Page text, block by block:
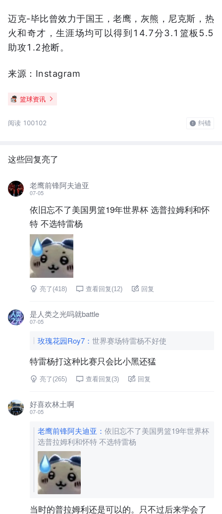
迈克-毕比曾效力于国王，老鹰，灰熊，尼克斯，热
火和奇才，生涯场均可以得到14.7分3.1篮板5.5
助攻1.2抢断。
来源：Instagram
篮球资讯
阅读 100102 纠错
这些回复亮了
老鹰前锋阿夫迪亚
07-05
依旧忘不了美国男篮19年世界杯 选普拉姆利和怀
特 不选特雷杨
亮了(418) 查看回复(12) 回复
是人类之光吗就battle
07-05
玫瑰花园Roy7 ： 世界赛场特雷杨不好使
特雷杨打这种比赛只会比小黑还猛
亮了(265) 查看回复(3) 回复
好喜欢林土啊
07-05
老鹰前锋阿夫迪亚 ： 依旧忘不了美国男篮19年世界杯
选普拉姆利和怀特 不选特雷杨
当时的普拉姆利还是可以的。只不过后来学会了